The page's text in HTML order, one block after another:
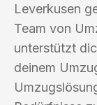
Leverkusen
Team von
unterstützt
deinem